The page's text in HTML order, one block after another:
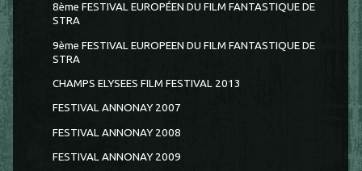
8ème FESTIVAL EUROPÉEN DU FILM FANTASTIQUE DE
STRA
9ème FESTIVAL EUROPEEN DU FILM FANTASTIQUE DE
STRA
CHAMPS ELYSEES FILM FESTIVAL 2013
FESTIVAL ANNONAY 2007
FESTIVAL ANNONAY 2008
FESTIVAL ANNONAY 2009